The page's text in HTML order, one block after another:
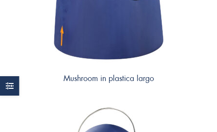
Mushroom in plastica largo